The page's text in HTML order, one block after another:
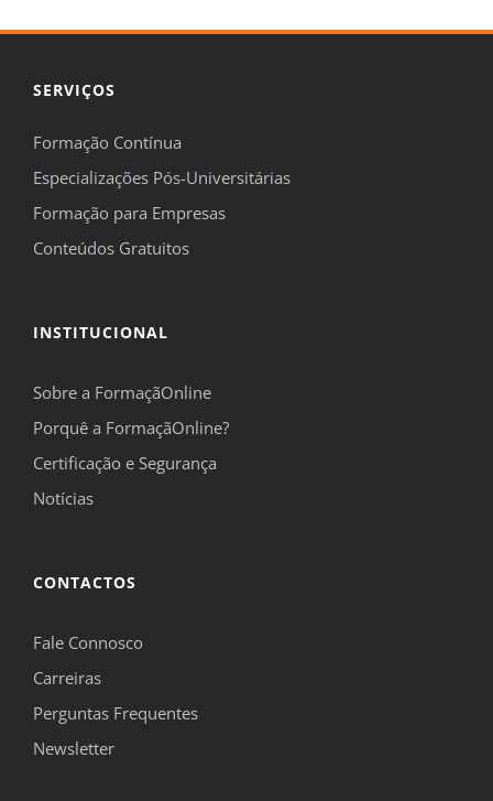
SERVIÇOS
Formação Contínua
Especializações Pós-Universitárias
Formação para Empresas
Conteúdos Gratuitos
INSTITUCIONAL
Sobre a FormaçãOnline
Porquê a FormaçãOnline?
Certificação e Segurança
Notícias
CONTACTOS
Fale Connosco
Carreiras
Perguntas Frequentes
Newsletter